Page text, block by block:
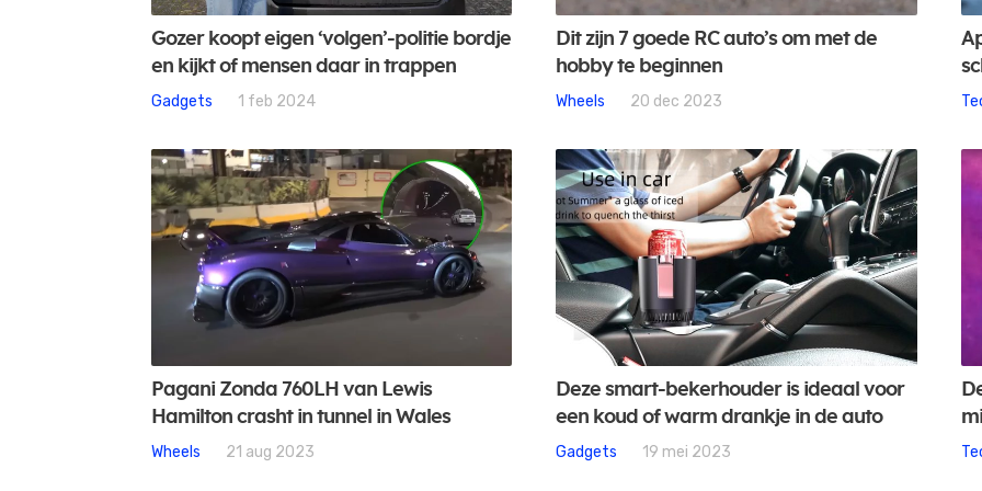
Gozer koopt eigen ‘volgen’-politie bordje
en kijkt of mensen daar in trappen
Gadgets 1 feb 2024
Dit zijn 7 goede RC auto’s om met de
hobby te beginnen
Wheels 20 dec 2023
Pagani Zonda 760LH van Lewis
Hamilton crasht in tunnel in Wales
Wheels 21 aug 2023
Deze smart-bekerhouder is ideaal voor
een koud of warm drankje in de auto
Gadgets 19 mei 2023